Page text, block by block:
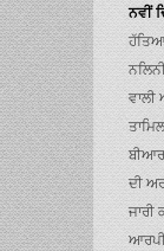
ਨਵੀਂ
ਵਾਲੀ
ਦੀ
ਜਾਰੀ